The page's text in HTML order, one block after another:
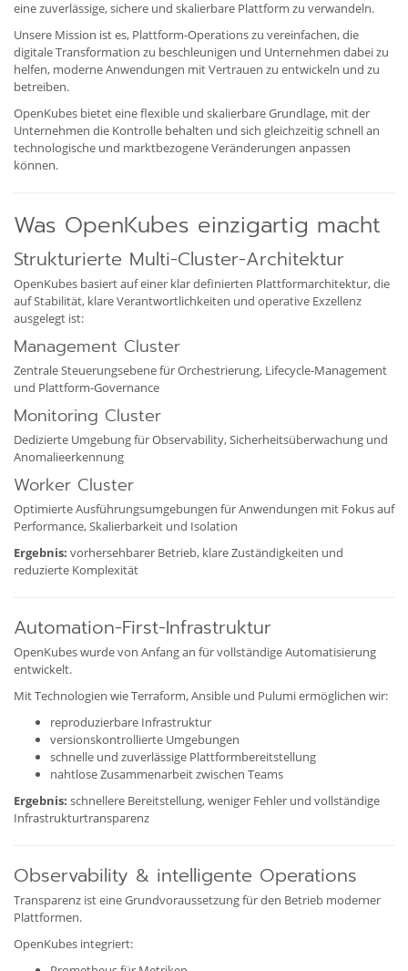
eine zuverlässige, sichere und skalierbare Plattform zu verwandeln.
Unsere Mission ist es, Plattform-Operations zu vereinfachen, die
digitale Transformation zu beschleunigen und Unternehmen dabei zu
helfen, moderne Anwendungen mit Vertrauen zu entwickeln und zu
betreiben.
OpenKubes bietet eine flexible und skalierbare Grundlage, mit der
Unternehmen die Kontrolle behalten und sich gleichzeitig schnell an
technologische und marktbezogene Veränderungen anpassen
können.
Was OpenKubes einzigartig macht
Strukturierte Multi-Cluster-Architektur
OpenKubes basiert auf einer klar definierten Plattformarchitektur, die
auf Stabilität, klare Verantwortlichkeiten und operative Exzellenz
ausgelegt ist:
Management Cluster
Zentrale Steuerungsebene für Orchestrierung, Lifecycle-Management
und Plattform-Governance
Monitoring Cluster
Dedizierte Umgebung für Observability, Sicherheitsüberwachung und
Anomalieerkennung
Worker Cluster
Optimierte Ausführungsumgebungen für Anwendungen mit Fokus auf
Performance, Skalierbarkeit und Isolation
Ergebnis: vorhersehbarer Betrieb, klare Zuständigkeiten und
reduzierte Komplexität
Automation-First-Infrastruktur
OpenKubes wurde von Anfang an für vollständige Automatisierung
entwickelt.
Mit Technologien wie Terraform, Ansible und Pulumi ermöglichen wir:
reproduzierbare Infrastruktur
versionskontrollierte Umgebungen
schnelle und zuverlässige Plattformbereitstellung
nahtlose Zusammenarbeit zwischen Teams
Ergebnis: schnellere Bereitstellung, weniger Fehler und vollständige
Infrastrukturtransparenz
Observability & intelligente Operations
Transparenz ist eine Grundvoraussetzung für den Betrieb moderner
Plattformen.
OpenKubes integriert: